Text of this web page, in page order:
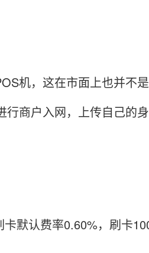
机，这在市面上也并不
行商户入网，上传自己的
默认费率0.60%，刷卡